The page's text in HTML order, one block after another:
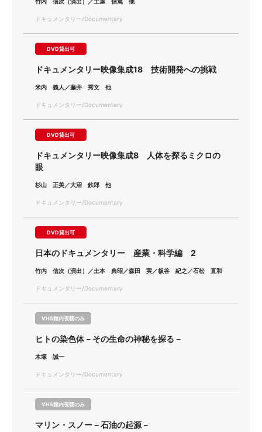
ドキュメンタリー/Documentary
DVD貸出可
ドキュメンタリー映像集成18 技術開発への挑戦
米内 義人／藤井 秀文 他
ドキュメンタリー/Documentary
DVD貸出可
ドキュメンタリー映像集成8 人体を探るミクロの
眼
杉山 正美／大沼 鉄郎 他
ドキュメンタリー/Documentary
DVD貸出可
日本のドキュメンタリー 産業・科学編 2
竹内 信次（演出）／土本 典昭／森田 実／板谷 紀之／石松 直和
ドキュメンタリー/Documentary
VHS館内視聴のみ
ヒトの染色体－その生命の神秘を探る－
木塚 誠一
ドキュメンタリー/Documentary
VHS館内視聴のみ
マリン・スノー－石油の起源－